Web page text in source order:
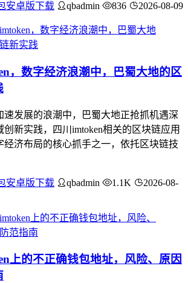
安卓版下载 qbadmin 836 2026-08-09
，数字经济浪潮中，巴蜀大地的区
速发展的浪潮中，巴蜀大地正抢抓机遇深
创新实践，四川imtoken相关的区块链应用
经济布局的核心抓手之一，依托区块链技
安卓版下载 qbadmin 1.1K
2026-08-
上的不正确钱包地址，风险、原因